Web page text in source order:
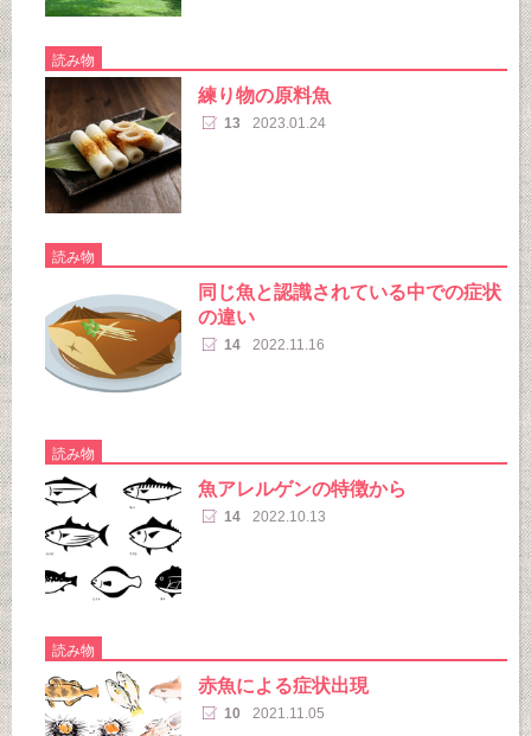
読み物
練り物の原料魚
13 2023.01.24
読み物
同じ魚と認識されている中での症状
の違い
14 2022.11.16
読み物
魚アレルゲンの特徴から
14 2022.10.13
読み物
赤魚による症状出現
10 2021.11.05